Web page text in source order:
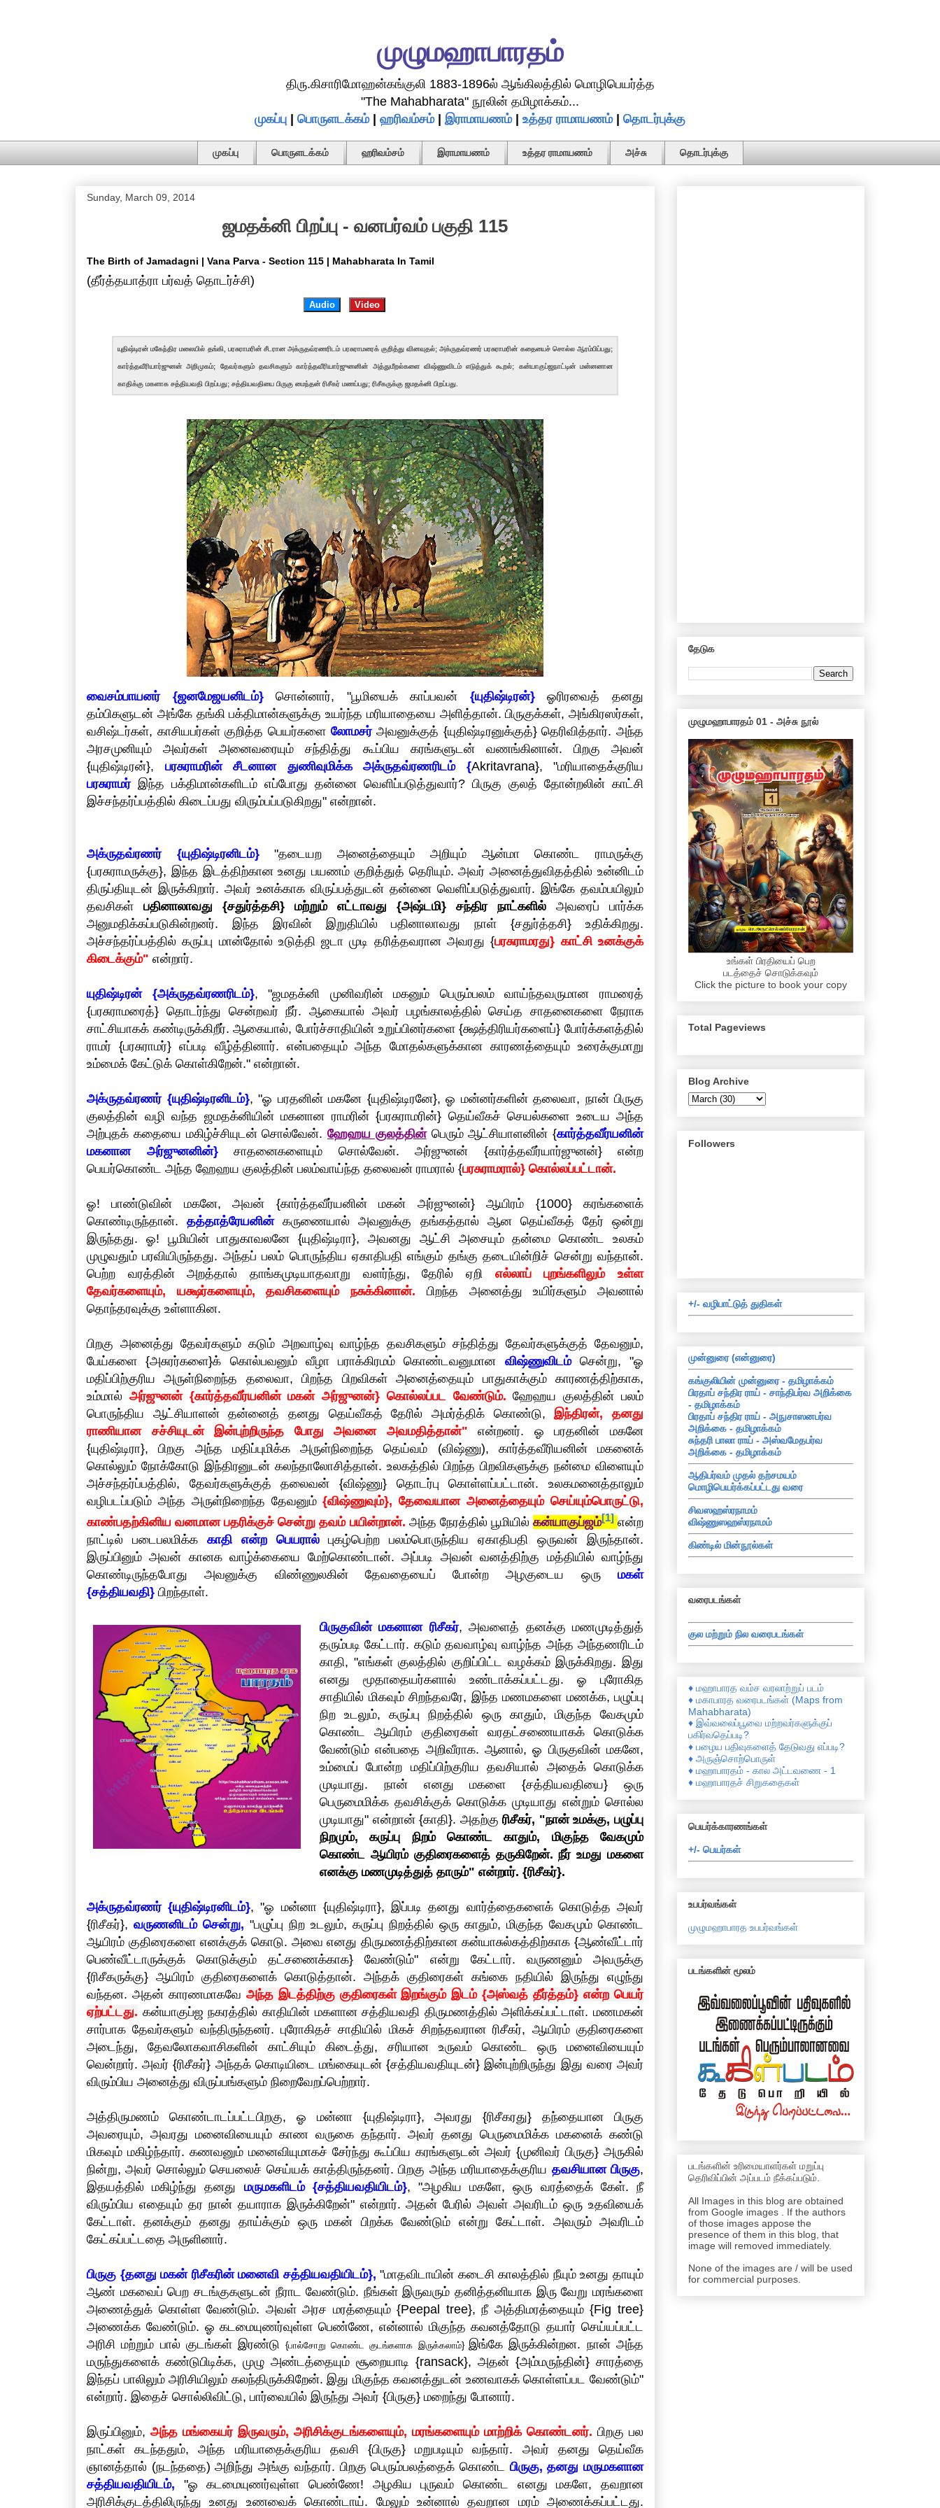
முழுமஹாபாரதம்
திரு.கிசாரிமோஹன்கங்குலி 1883-1896ல் ஆங்கிலத்தில் மொழிபெயர்த்த
"The Mahabharata" நூலின் தமிழாக்கம்...
முகப்பு
பொருளடக்கம்| ஹரிவம்சம்| இராமாயணம்| உத்தர ராமாயணம்| தொடர்புக்கு
முகப்பு பொருளடக்கம் ஹரிவம்சம் இராமாயணம் உத்தர ராமாயணம் அச்சு தொடர்புக்கு
Sunday, March 09, 2014
ஜமதக்னி பிறப்பு - வனபர்வம் பகுதி 115
The Birth of Jamadagni | Vana Parva - Section 115 | Mahabharata In Tamil
(தீர்த்தயாத்ரா பர்வத் தொடர்ச்சி)
Audio Video
யுதிஷ்டிரன் மகேந்திர மலையில் தங்கி, பரசுராமரின் சீடரான அக்ருதவ்ரணரிடம் பரசுராமரைக் குறித்து வினவுதல்; அக்ருதவ்ரணர் பரசுராமரின் கதையைச் சொல்ல ஆரம்பிப்பது;
கார்த்தவீரியார்ஜுனன் அறிமுகம்; தேவர்களும் தவசிகளும் கார்த்தவீரியார்ஜுனனின் அத்துமீறல்களை விஷ்ணுவிடம் எடுத்துக் கூறல்; கன்யாகுப்ஜநாட்டின் மன்னனான
காதிக்கு மகளாக சத்தியவதி பிறப்பது; சத்தியவதியை பிருகு மைந்தன் ரிசீகர் மணப்பது; ரிசீகருக்கு ஜமதக்னி பிறப்பது.
வைசம்பாயனர் {ஜனமேஜயனிடம்}சொன்னார், "பூமியைக் காப்பவன் {யுதிஷ்டிரன்}ஓரிரவைத் தனது
தம்பிகளுடன் அங்கே தங்கி பக்திமான்களுக்கு உயர்ந்த மரியாதையை அளித்தான். பிருகுக்கள், அங்கிரஸர்கள்,
வசிஷ்டர்கள், காசியபர்கள் குறித்த பெயர்களை லோமசர்அவனுக்குத் {யுதிஷ்டிரனுக்குத்} தெரிவித்தார். அந்த
அரசமுனியும் அவர்கள் அனைவரையும் சந்தித்து கூப்பிய கரங்களுடன் வணங்கினான். பிறகு அவன்
{யுதிஷ்டிரன்}, பரசுராமரின் சீடனான துணிவுமிக்க அக்ருதவ்ரணரிடம் {Akritavrana}, "மரியாதைக்குரிய
பரசுராமர்இந்த பக்திமான்களிடம் எப்போது தன்னை வெளிப்படுத்துவார்? பிருகு குலத் தோன்றலின் காட்சி
இச்சந்தர்ப்பத்தில் கிடைப்பது விரும்பப்படுகிறது" என்றான்.
அக்ருதவ்ரணர் {யுதிஷ்டிரனிடம்}"தடையற அனைத்தையும் அறியும் ஆன்மா கொண்ட ராமருக்கு
{பரசுராமருக்கு}, இந்த இடத்திற்கான உனது பயணம் குறித்துத் தெரியும். அவர் அனைத்துவிதத்தில் உன்னிடம்
திருப்தியுடன் இருக்கிறார். அவர் உனக்காக விருப்பத்துடன் தன்னை வெளிப்படுத்துவார். இங்கே தவம்பயிலும்
தவசிகள் பதினாலாவது {சதுர்த்தசி} மற்றும் எட்டாவது {அஷ்டமி} சந்திர நாட்களில் அவரைப் பார்க்க
அனுமதிக்கப்படுகின்றனர். இந்த இரவின் இறுதியில் பதினாலாவது நாள் {சதுர்த்தசி} உதிக்கிறது.
அச்சந்தர்ப்பத்தில் கருப்பு மான்தோல் உடுத்தி ஜடா முடி தரித்தவரான அவரது {பரசுராமரது} காட்சி உனக்குக்
கிடைக்கும்" என்றார்.
யுதிஷ்டிரன் {அக்ருதவ்ரணரிடம்}, "ஜமதக்னி முனிவரின் மகனும் பெரும்பலம் வாய்ந்தவருமான ராமரைத்
{பரசுராமரைத்} தொடர்ந்து சென்றவர் நீர். ஆகையால் அவர் பழங்காலத்தில் செய்த சாதனைகளை நேராக
சாட்சியாகக் கண்டிருக்கிறீர். ஆகையால், போர்ச்சாதியின் உறுப்பினர்களை {க்ஷத்திரியர்களைப்} போர்க்களத்தில்
ராமர் {பரசுராமர்} எப்படி வீழ்த்தினார். என்பதையும் அந்த மோதல்களுக்கான காரணத்தையும் உரைக்குமாறு
உம்மைக் கேட்டுக் கொள்கிறேன்." என்றான்.
அக்ருதவ்ரணர் {யுதிஷ்டிரனிடம்}, "ஓ பரதனின் மகனே {யுதிஷ்டிரனே}, ஓ மன்னர்களின் தலைவா, நான் பிருகு
குலத்தின் வழி வந்த ஜமதக்னியின் மகனான ராமரின் {பரசுராமரின்} தெய்வீகச் செயல்களை உடைய அந்த
அற்புதக் கதையை மகிழ்ச்சியுடன் சொல்வேன். ஹேஹய குலத்தின்பெரும் ஆட்சியாளனின் {கார்த்தவீர்யனின்
மகனான அர்ஜுனனின்}சாதனைகளையும் சொல்வேன். அர்ஜுனன் {கார்த்தவீர்யார்ஜுனன்} என்ற
பெயர்கொண்ட அந்த ஹேஹய குலத்தின் பலம்வாய்ந்த தலைவன் ராமரால் {பரசுராமரால்} கொல்லப்பட்டான்.
ஓ! பாண்டுவின் மகனே, அவன் {கார்த்தவீர்யனின் மகன் அர்ஜுனன்} ஆயிரம் {1000} கரங்களைக்
கொண்டிருந்தான்.தத்தாத்ரேயனின்கருணையால் அவனுக்கு தங்கத்தால் ஆன தெய்வீகத் தேர் ஒன்று
இருந்தது. ஓ! பூமியின் பாதுகாவலனே {யுதிஷ்டிரா}, அவனது ஆட்சி அசையும் தன்மை கொண்ட உலகம்
முழுவதும் பரவியிருந்தது. அந்தப் பலம் பொருந்திய ஏகாதிபதி எங்கும் தங்கு தடையின்றிச் சென்று வந்தான்.
பெற்ற வரத்தின் அறத்தால் தாங்கமுடியாதவாறு வளர்ந்து, தேரில் ஏறி எல்லாப் புறங்களிலும் உள்ள
தேவர்களையும், யக்ஷர்களையும், தவசிகளையும் நசுக்கினான். பிறந்த அனைத்து உயிர்களும் அவனால்
தொந்தரவுக்கு உள்ளாகின.
பிறகு அனைத்து தேவர்களும் கடும் அறவாழ்வு வாழ்ந்த தவசிகளும் சந்தித்து தேவர்களுக்குத் தேவனும்,
பேய்களை {அசுரர்களை}க் கொல்பவனும் வீழா பராக்கிரமம் கொண்டவனுமான விஷ்ணுவிடம்சென்று, "ஓ
மதிப்பிற்குரிய அருள்நிறைந்த தலைவா, பிறந்த பிறவிகள் அனைத்தையும் பாதுகாக்கும் காரணத்திற்காக,
உம்மால் அர்ஜுனன் {கார்த்தவீர்யனின் மகன் அர்ஜுனன்} கொல்லப்பட வேண்டும். ஹேஹய குலத்தின் பலம்
பொருந்திய ஆட்சியாளன் தன்னைத் தனது தெய்வீகத் தேரில் அமர்த்திக் கொண்டு,இந்திரன், தனது
ராணியான சச்சியுடன் இன்புற்றிருந்த போது அவனை அவமதித்தான்" என்றனர். ஓ பரதனின் மகனே
{யுதிஷ்டிரா}, பிறகு அந்த மதிப்புமிக்க அருள்நிறைந்த தெய்வம் (விஷ்ணு), கார்த்தவீரியனின் மகனைக்
கொல்லும் நோக்கோடு இந்திரனுடன் கலந்தாலோசித்தான். உலகத்தில் பிறந்த பிறவிகளுக்கு நன்மை விளையும்
அச்சந்தர்ப்பத்தில், தேவர்களுக்குத் தலைவன் {விஷ்ணு} தொடர்பு கொள்ளப்பட்டான். உலகமனைத்தாலும்
வழிபடப்படும் அந்த அருள்நிறைந்த தேவனும்{விஷ்ணுவும்}, தேவையான அனைத்தையும் செய்யும்பொருட்டு,
காண்பதற்கினிய வனமான பதரிக்குச் சென்று தவம் பயின்றான். அந்த நேரத்தில் பூமியில் கன்யாகுப்ஜம்[1] என்ற
நாட்டில் படைபலமிக்க காதி என்ற பெயரால்புகழ்பெற்ற பலம்பொருந்திய ஏகாதிபதி ஒருவன் இருந்தான்.
இருப்பினும் அவன் கானக வாழ்க்கையை மேற்கொண்டான். அப்படி அவன் வனத்திற்கு மத்தியில் வாழ்ந்து
கொண்டிருந்தபோது அவனுக்கு விண்ணுலகின் தேவதையைப் போன்ற அழகுடைய ஒருமகள்
{சத்தியவதி} பிறந்தாள்.
பிருகுவின் மகனான ரிசீகர், அவளைத் தனக்கு மணமுடித்துத்
தரும்படி கேட்டார். கடும் தவவாழ்வு வாழ்ந்த அந்த அந்தணரிடம்
காதி, "எங்கள் குலத்தில் குறிப்பிட்ட வழக்கம் இருக்கிறது. இது
எனது மூதாதையர்களால் உண்டாக்கப்பட்டது. ஓ புரோகித
சாதியில் மிகவும் சிறந்தவரே, இந்த மணமகளை மணக்க, பழுப்பு
நிற உடலும், கருப்பு நிறத்தில் ஒரு காதும், மிகுந்த வேகமும்
கொண்ட ஆயிரம் குதிரைகள் வரதட்சணையாகக் கொடுக்க
வேண்டும் என்பதை அறிவீராக. ஆனால், ஓ பிருகுவின் மகனே,
உம்மைப் போன்ற மதிப்பிற்குரிய தவசியால் அதைக் கொடுக்க
முடியாது. நான் எனது மகளை {சத்தியவதியை} ஒரு
பெருமைமிக்க தவசிக்குக் கொடுக்க முடியாது என்றும் சொல்ல
முடியாது" என்றான் {காதி}. அதற்குரிசீகர், "நான் உமக்கு, பழுப்பு
நிறமும், கருப்பு நிறம் கொண்ட காதும், மிகுந்த வேகமும்
கொண்ட ஆயிரம் குதிரைகளைத் தருகிறேன். நீர் உமது மகளை
எனக்கு மணமுடித்துத் தாரும்" என்றார். {ரிசீகர்}.
அக்ருதவ்ரணர் {யுதிஷ்டிரனிடம்}, "ஓ மன்னா {யுதிஷ்டிரா}, இப்படி தனது வார்த்தைகளைக் கொடுத்த அவர்
{ரிசீகர்}, வருணனிடம் சென்று, "பழுப்பு நிற உடலும், கருப்பு நிறத்தில் ஒரு காதும், மிகுந்த வேகமும் கொண்ட
ஆயிரம் குதிரைகளை எனக்குக் கொடு. அவை எனது திருமணத்திற்கான கன்யாசுல்கத்திற்காக {ஆண்வீட்டார்
பெண்வீட்டாருக்குக் கொடுக்கும் தட்சணைக்காக} வேண்டும்" என்று கேட்டார். வருணனும் அவருக்கு
{ரிசீகருக்கு} ஆயிரம் குதிரைகளைக் கொடுத்தான். அந்தக் குதிரைகள் கங்கை நதியில் இருந்து எழுந்து
வந்தன. அதன் காரணமாகவே அந்த இடத்திற்கு குதிரைகள் இறங்கும் இடம் {அஸ்வத் தீர்த்தம்} என்ற பெயர்
ஏற்பட்டது. கன்யாகுப்ஜ நகரத்தில் காதியின் மகளான சத்தியவதி திருமணத்தில் அளிக்கப்பட்டாள். மணமகன்
சார்பாக தேவர்களும் வந்திருந்தனர். புரோகிதச் சாதியில் மிகச் சிறந்தவரான ரிசீகர், ஆயிரம் குதிரைகளை
அடைந்து, தேவலோகவாசிகளின் காட்சியும் கிடைத்து, சரியான உருவம் கொண்ட ஒரு மனைவியையும்
வென்றார். அவர் {ரிசீகர்} அந்தக் கொடியிடை மங்கையுடன் {சத்தியவதியுடன்} இன்புற்றிருந்து இது வரை அவர்
விரும்பிய அனைத்து விருப்பங்களும் நிறைவேறப்பெற்றார்.
அத்திருமணம் கொண்டாடப்பட்டபிறகு, ஓ மன்னா {யுதிஷ்டிரா}, அவரது {ரிசீகரது} தந்தையான பிருகு
அவரையும், அவரது மனைவியையும் காண வருகை தந்தார். அவர் தனது பெருமைமிக்க மகனைக் கண்டு
மிகவும் மகிழ்ந்தார். கணவனும் மனைவியுமாகச் சேர்ந்து கூப்பிய கரங்களுடன் அவர் {முனிவர் பிருகு} அருகில்
நின்று, அவர் சொல்லும் செயலைச் செய்யக் காத்திருந்தனர். பிறகு அந்த மரியாதைக்குரிய தவசியான பிருகு,
இதயத்தில் மகிழ்ந்து தனது மருமகளிடம் {சத்தியவதியிடம்}, "அழகிய மகளே, ஒரு வரத்தைக் கேள். நீ
விரும்பிய எதையும் தர நான் தயாராக இருக்கிறேன்" என்றார். அதன் பேரில் அவள் அவரிடம் ஒரு உதவியைக்
கேட்டாள். தனக்கும் தனது தாய்க்கும் ஒரு மகன் பிறக்க வேண்டும் என்று கேட்டாள். அவரும் அவரிடம்
கேட்கப்பட்டதை அருளினார்.
பிருகு {தனது மகன் ரிசீகரின் மனைவி சத்தியவதியிடம்}, "மாதவிடாயின் கடைசி காலத்தில் நீயும் உனது தாயும்
ஆண் மகவைப் பெற சடங்குகளுடன் நீராட வேண்டும். நீங்கள் இருவரும் தனித்தனியாக இரு வேறு மரங்களை
அணைத்துக் கொள்ள வேண்டும். அவள் அரச மரத்தையும் {Peepal tree}, நீ அத்திமரத்தையும் {Fig tree}
அணைக்க வேண்டும். ஓ கடமையுணர்வுள்ள பெண்ணே, என்னால் மிகுந்த கவனத்தோடு தயார் செய்யப்பட்ட
அரிசி மற்றும் பால் குடங்கள் இரண்டு {பால்சோறு கொண்ட குடங்களாக இருக்கலாம்} இங்கே இருக்கின்றன. நான் அந்த
மருந்துகளைக் கண்டுபிடிக்க, முழு அண்டத்தையும் சூறையாடி {ransack}, அதன் {அம்மருந்தின்} சாரத்தை
இந்தப் பாலிலும் அரிசியிலும் கலந்திருக்கிறேன். இது மிகுந்த கவனத்துடன் உணவாகக் கொள்ளப்பட வேண்டும்"
என்றார். இதைச் சொல்லிவிட்டு, பார்வையில் இருந்து அவர் {பிருகு} மறைந்து போனார்.
இருப்பினும், அந்த மங்கையர் இருவரும், அரிசிக்குடங்களையும், மரங்களையும் மாற்றிக் கொண்டனர். பிறகு பல
நாட்கள் கடந்ததும், அந்த மரியாதைக்குரிய தவசி {பிருகு} மறுபடியும் வந்தார். அவர் தனது தெய்வீக
ஞானத்தால் (நடந்ததை) அறிந்து அங்கு வந்தார். பிறகு பெரும்பலத்தைக் கொண்ட பிருகு, தனது மருமகளான
சத்தியவதியிடம், "ஓ கடமையுணர்வுள்ள பெண்ணே! அழகிய புருவம் கொண்ட எனது மகளே, தவறான
அரிசிக்குடத்திலிருந்து உனது உணவைக் கொண்டாய். மேலும் உன்னால் தவறான மரம் அணைக்கப்பட்டது.
தேடுக
முழுமஹாபாரதம் 01 - அச்சு நூல்
உங்கள் பிரதியைப் பெற
படத்தைச் சொடுக்கவும்
Click the picture to book your copy
Total Pageviews
Blog Archive
Followers
+/- வழிபாட்டுத் துதிகள்
முன்னுரை (என்னுரை)
கங்குலியின் முன்னுரை - தமிழாக்கம்
பிரதாப் சந்திர ராய் - சாந்திபர்வ அறிக்கை
- தமிழாக்கம்
பிரதாப் சந்திர ராய் - அநுசாஸனபர்வ
அறிக்கை - தமிழாக்கம்
சுந்தரி பாலா ராய் - அஸ்வமேதபர்வ
அறிக்கை - தமிழாக்கம்
ஆதிபர்வம் முதல் தற்சமயம்
மொழிபெயர்க்கப்பட்டது வரை
சிவஸஹஸ்ரநாமம்
விஷ்ணுஸஹஸ்ரநாமம்
கிண்டில் மின்நூல்கள்
வரைபடங்கள்
குல மற்றும் நில வரைபடங்கள்
♦ மஹாபாரத வம்ச வரலாற்றுப் படம்
♦ மகாபாரத வரைபடங்கள் (Maps from
Mahabharata)
♦ இவ்வலைப்பூவை மற்றவர்களுக்குப்
பகிர்வதெப்படி?
♦ பழைய பதிவுகளைத் தேடுவது எப்படி?
♦ அருஞ்சொற்பொருள்
♦ மஹாபாரதம் - கால அட்டவணை - 1
♦ மஹாபாரதச் சிறுகதைகள்
பெயர்க்காரணங்கள்
+/- பெயர்கள்
உபபர்வங்கள்
முழுமஹாபாரத உபபர்வங்கள்
படங்களின் மூலம்
படங்களின் உரிமையாளர்கள் மறுப்பு
தெரிவிப்பின் அப்படம் நீக்கப்படும்.
All Images in this blog are obtained
from Google images . If the authors
of those images appose the
presence of them in this blog, that
image will removed immediately.
None of the images are / will be used
for commercial purposes.